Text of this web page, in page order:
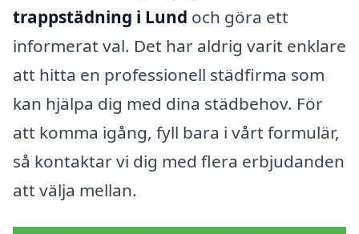
trappstädning i Lund och göra ett
informerat val. Det har aldrig varit enklare
att hitta en professionell städfirma som
kan hjälpa dig med dina städbehov. För
att komma igång, fyll bara i vårt formulär,
så kontaktar vi dig med flera erbjudanden
att välja mellan.